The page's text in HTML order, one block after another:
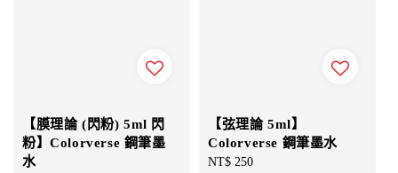
【膜理論 (閃粉) 5ml 閃
粉】Colorverse 鋼筆墨
水
【弦理論 5ml】
Colorverse 鋼筆墨水
Regular
NT$ 250